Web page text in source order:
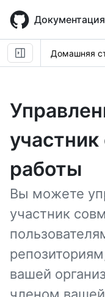
main
content
Домашняя
работы
Вы можете
участник
вашей